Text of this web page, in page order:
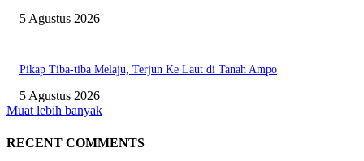
5 Agustus 2026
Pikap Tiba-tiba Melaju, Terjun Ke Laut di Tanah Ampo
5 Agustus 2026
Muat lebih banyak
RECENT COMMENTS